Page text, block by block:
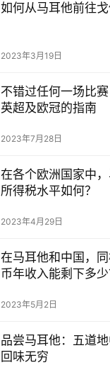
如何从马耳他前往戈
2023年3月19日
不错过任何一场比
英超及欧冠的指南
2023年7月28日
在各个欧洲国家中
所得税水平如何？
2023年4月29日
在马耳他和中国，
币年收入能剩下多少
2023年5月2日
品尝马耳他：五道
回味无穷